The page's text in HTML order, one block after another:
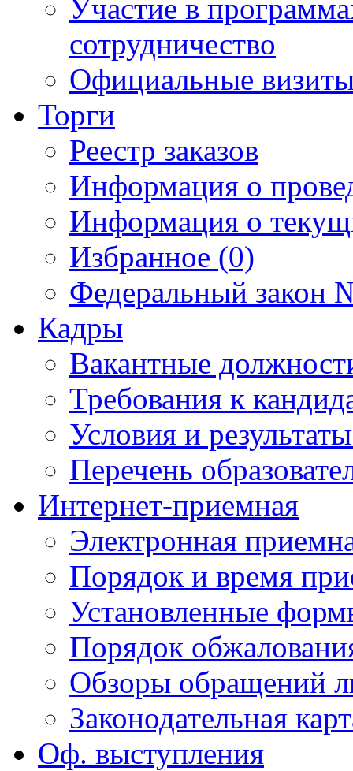
Участие в
сотрудничество
Официальные
Торги
Реестр заказов
Информация о
Информация о
Избранное (0)
Федеральный закон
Кадры
Вакантные
Требования к
Условия и
Перечень
Интернет-приемная
Электронная
Порядок и время
Установленные
Порядок
Обзоры обращений
Законодательная
Оф. выступления